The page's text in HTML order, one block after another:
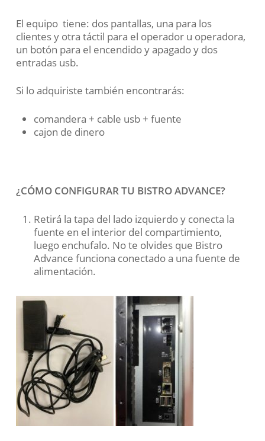
El equipo tiene: dos pantallas, una para los
clientes y otra táctil para el operador u operadora,
un botón para el encendido y apagado y dos
entradas usb.
Si lo adquiriste también encontrarás:
comandera + cable usb + fuente
cajon de dinero
¿CÓMO CONFIGURAR TU BISTRO ADVANCE?
Retirá la tapa del lado izquierdo y conecta la
fuente en el interior del compartimiento,
luego enchufalo. No te olvides que Bistro
Advance funciona conectado a una fuente de
alimentación.